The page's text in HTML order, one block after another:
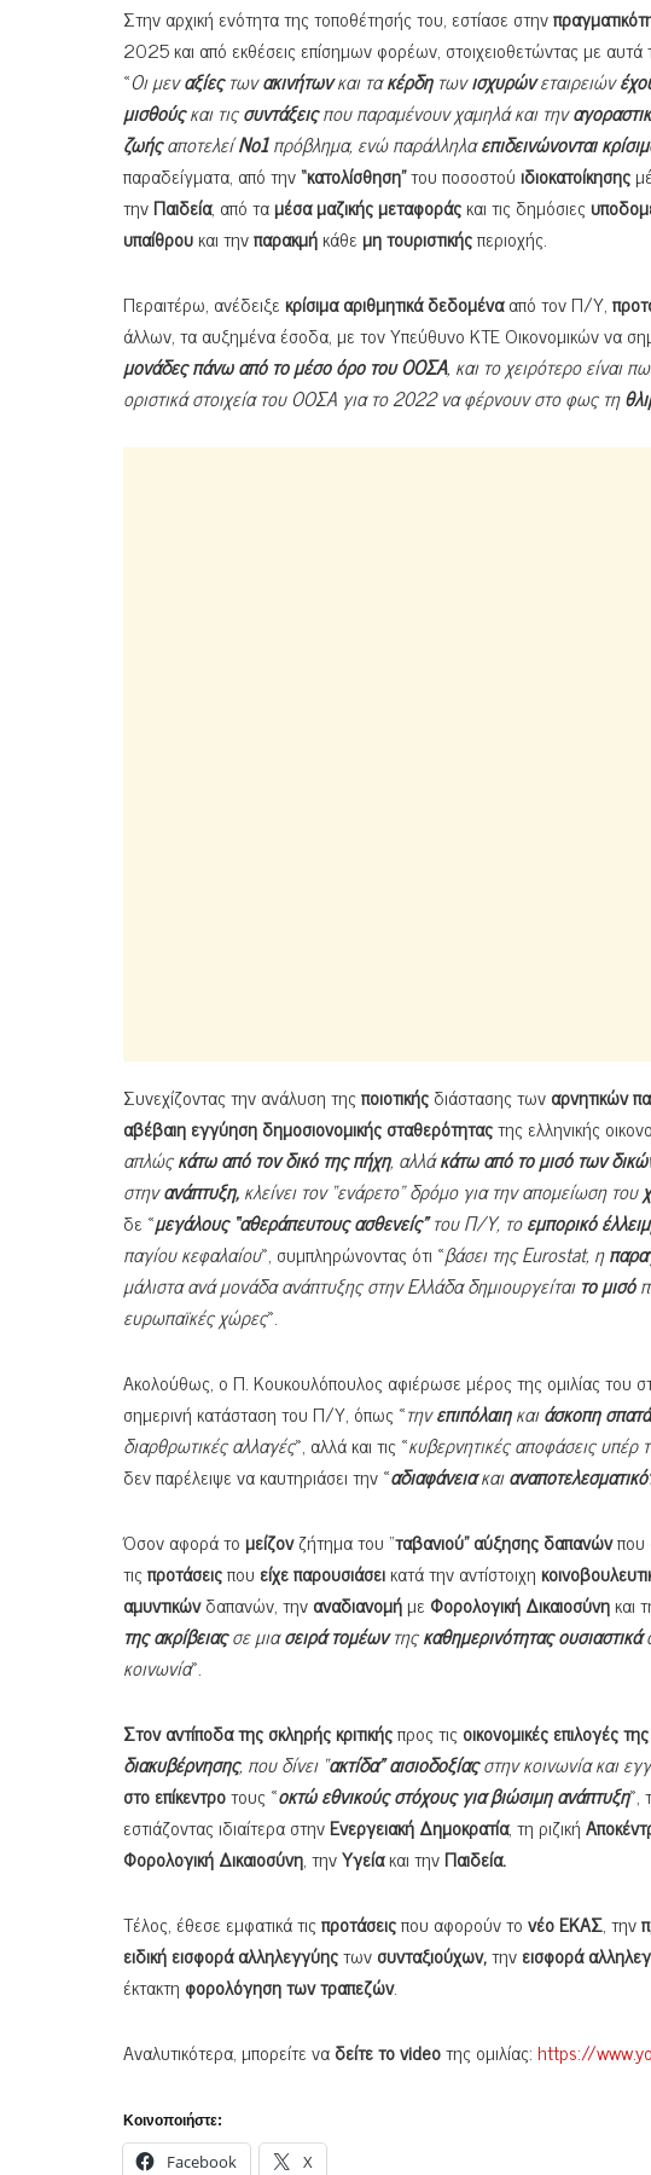
Στην αρχική ενότητα της τοποθέτησής του, εστίασε στην
2025 και από εκθέσεις επίσημων φορέων, στοιχειοθετώντας με αυτά
«Οι μεναξίεςτωνακινήτωνκαι τακέρδητωνισχυρώνεταιρειών
μισθούςκαι τιςσυντάξειςπου παραμένουν χαμηλά και την
ζωήςαποτελείΝο1πρόβλημα, ενώ παράλληλαεπιδεινώνονται
παραδείγματα, από την“κατολίσθηση”του ποσοστού ιδιοκατοίκησης
τηνΠαιδεία, από ταμέσα μαζικής μεταφοράςκαι τις δημόσιες
υπαίθρουκαι τηνπαρακμήκάθε μη τουριστικήςπεριοχής.
Περαιτέρω, ανέδειξε κρίσιμα αριθμητικά δεδομένααπό τον Π/Υ,
άλλων, τα αυξημένα έσοδα, με τον Υπεύθυνο ΚΤΕ Οικονομικών να
μονάδες πάνω από το μέσο όρο του ΟΟΣΑ, και το χειρότερο είναι
οριστικά στοιχεία του ΟΟΣΑ για το 2022 να φέρνουν στο φως τη
Συνεχίζοντας την ανάλυση τηςποιοτικήςδιάστασης τωναρνητικών
αβέβαιη εγγύησηδημοσιονομικής σταθερότηταςτης ελληνικής
απλώςκάτω από τον δικό της πήχη, αλλάκάτω από το μισό των
στηνανάπτυξη,κλείνει τον “ενάρετο” δρόμο για την απομείωση του
δε «μεγάλους “αθεράπευτους ασθενείς”του Π/Υ, τοεμπορικό
παγίου κεφαλαίου», συμπληρώνοντας ότι «βάσει τηςEurostat, η
μάλιστα ανά μονάδα ανάπτυξης στην Ελλάδα δημιουργείταιτο μισό
ευρωπαϊκές χώρες».
Ακολούθως, ο Π. Κουκουλόπουλος αφιέρωσε μέρος της ομιλίας του
σημερινή κατάσταση του Π/Υ, όπως «τηνεπιπόλαιηκαιάσκοπη
διαρθρωτικές αλλαγές», αλλά και τις «κυβερνητικές αποφάσεις υπέρ
δεν παρέλειψε να καυτηριάσει την «αδιαφάνειακαι
Όσον αφορά το μείζονζήτημα του “ταβανιού” αύξησης δαπανώνπου
τιςπροτάσειςπου είχε παρουσιάσεικατά την αντίστοιχη
αμυντικώνδαπανών, τηναναδιανομήμε Φορολογική Δικαιοσύνηκαι
της ακρίβειαςσε μιασειρά τομέωντηςκαθημερινότητας ουσιαστικά
κοινωνία».
Στον αντίποδα της σκληρής κριτικήςπρος τιςοικονομικές επιλογές
διακυβέρνησης, που δίνει “ακτίδα” αισιοδοξίαςστην κοινωνία και
στο επίκεντροτους «οκτώ εθνικούς στόχους για βιώσιμη ανάπτυξη»,
εστιάζοντας ιδιαίτερα στηνΕνεργειακή Δημοκρατία, τη ριζική
Φορολογική Δικαιοσύνη, τηνΥγείακαι τηνΠαιδεία.
Τέλος, έθεσε εμφατικά τιςπροτάσειςπου αφορούν τονέο ΕΚΑΣ, την
ειδική εισφορά αλληλεγγύηςτωνσυνταξιούχων,τηνεισφορά
έκτακτη φορολόγηση των τραπεζών.
Αναλυτικότερα, μπορείτε ναδείτε τοvideoτης ομιλίας:https://
Κοινοποιήστε:
Facebook X